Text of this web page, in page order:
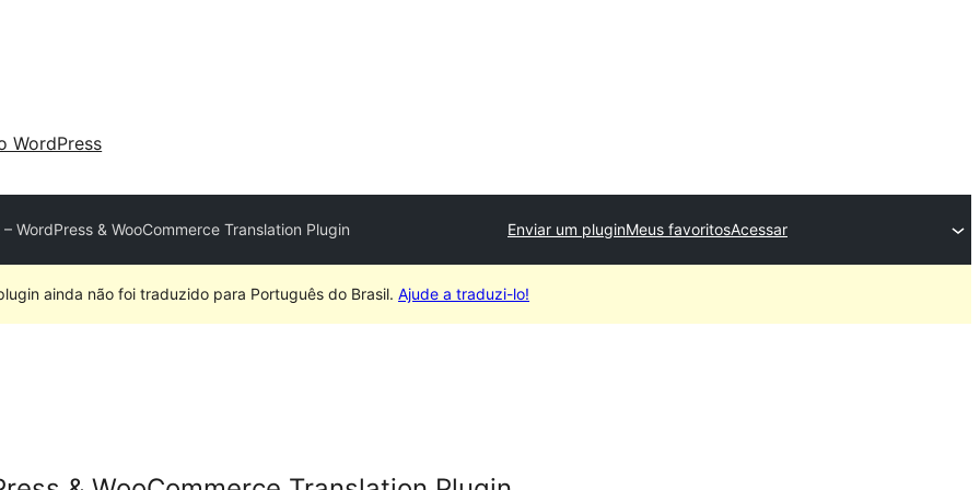
WordPress
WordPress & WooCommerce Translation Plugin Enviar um pluginMeus favoritosAcessar
ainda não foi traduzido para Português do Brasil. Ajude a traduzi-lo!